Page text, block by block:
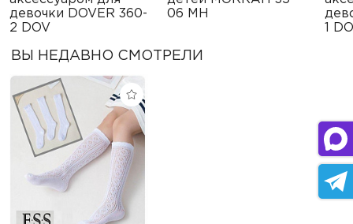
девочки DOVER 360-
2 DOV
06 MH
1
ВЫ НЕДАВНО СМОТРЕЛИ